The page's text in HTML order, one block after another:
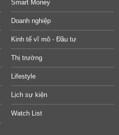
Smart Money
Doanh nghiệp
Kinh tế vĩ mô - Đầu tư
Thị trường
Lifestyle
Lịch sự kiện
Watch List